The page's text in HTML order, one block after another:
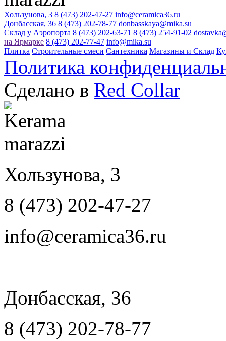
Хользунова, 3 8 (473) 202-47-27 info@ceramica36.ru
Донбасская, 36 8 (473) 202-78-77 donbasskaya@mika.su
Склад у Аэропорта 8 (473) 202-63-71 8 (473) 254-91-02
на Ярмарке 8 (473) 202-77-47 info@mika.su
Плитка Строительные смеси Сантехника Магазины и Склад
Политика
Сделано в Red Collar
Хользунова, 3
8 (473) 202-47-27
info@ceramica36.ru
Донбасская, 36
8 (473) 202-78-77